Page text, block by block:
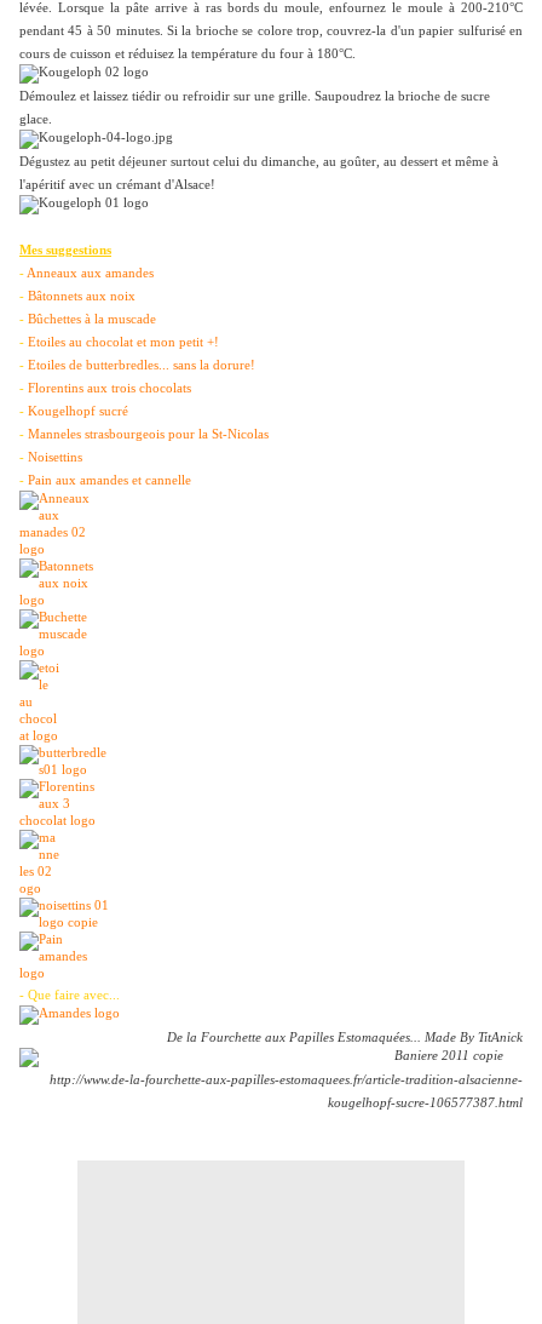
lévée. Lorsque la pâte arrive à ras bords du moule, enfournez le moule à 200-210°C
pendant 45 à 50 minutes. Si la brioche se colore trop, couvrez-la d'un papier sulfurisé en
cours de cuisson et réduisez la température du four à 180°C.
Démoulez et laissez tiédir ou refroidir sur une grille. Saupoudrez la brioche de sucre
glace.
Dégustez au petit déjeuner surtout celui du dimanche, au goûter, au dessert et même à
l'apéritif avec un crémant d'Alsace!
Mes suggestions
- Anneaux aux amandes
- Bâtonnets aux noix
- Bûchettes à la muscade
- Etoiles au chocolat et mon petit +!
- Etoiles de butterbredles... sans la dorure!
- Florentins aux trois chocolats
- Kougelhopf sucré
- Manneles strasbourgeois pour la St-Nicolas
- Noisettins
- Pain aux amandes et cannelle
- Que faire avec...
De la Fourchette aux Papilles Estomaquées... Made By TitAnick
http://www.de-la-fourchette-aux-papilles-estomaquees.fr/article-tradition-alsacienne-
kougelhopf-sucre-106577387.html